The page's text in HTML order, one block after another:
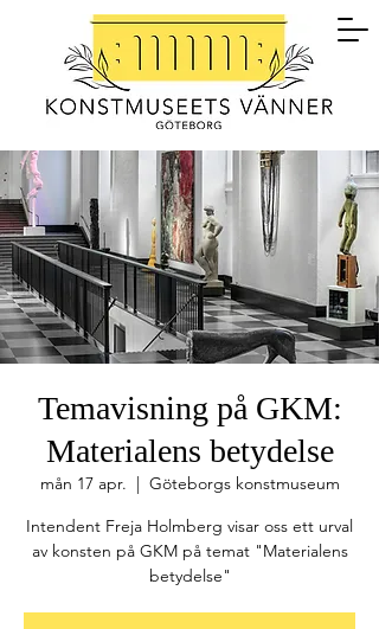
Temavisning på GKM:
Materialens betydelse
mån 17 apr.
  |
Göteborgs konstmuseum
Intendent Freja Holmberg visar oss ett urval
av konsten på GKM på temat "Materialens
betydelse"